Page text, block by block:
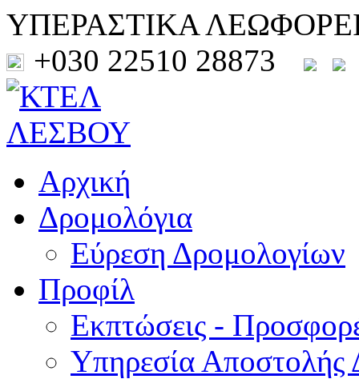
ΥΠΕΡΑΣΤΙΚΑ
+030 22510 28873
Αρχική
Δρομολόγια
Εύρεση Δρομολογίων
Προφίλ
Εκπτώσεις -
Υπηρεσία Αποστολής